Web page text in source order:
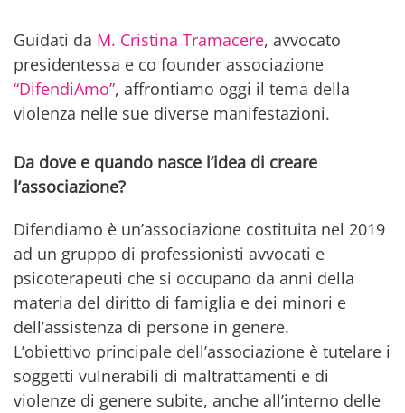
Guidati da M. Cristina Tramacere, avvocato
presidentessa e co founder associazione
“DifendiAmo”, affrontiamo oggi il tema della
violenza nelle sue diverse manifestazioni.
Da dove e quando nasce l’idea di creare
l’associazione?
Difendiamo è un’associazione costituita nel 2019
ad un gruppo di professionisti avvocati e
psicoterapeuti che si occupano da anni della
materia del diritto di famiglia e dei minori e
dell’assistenza di persone in genere.
L’obiettivo principale dell’associazione è tutelare i
soggetti vulnerabili di maltrattamenti e di
violenze di genere subite, anche all’interno delle